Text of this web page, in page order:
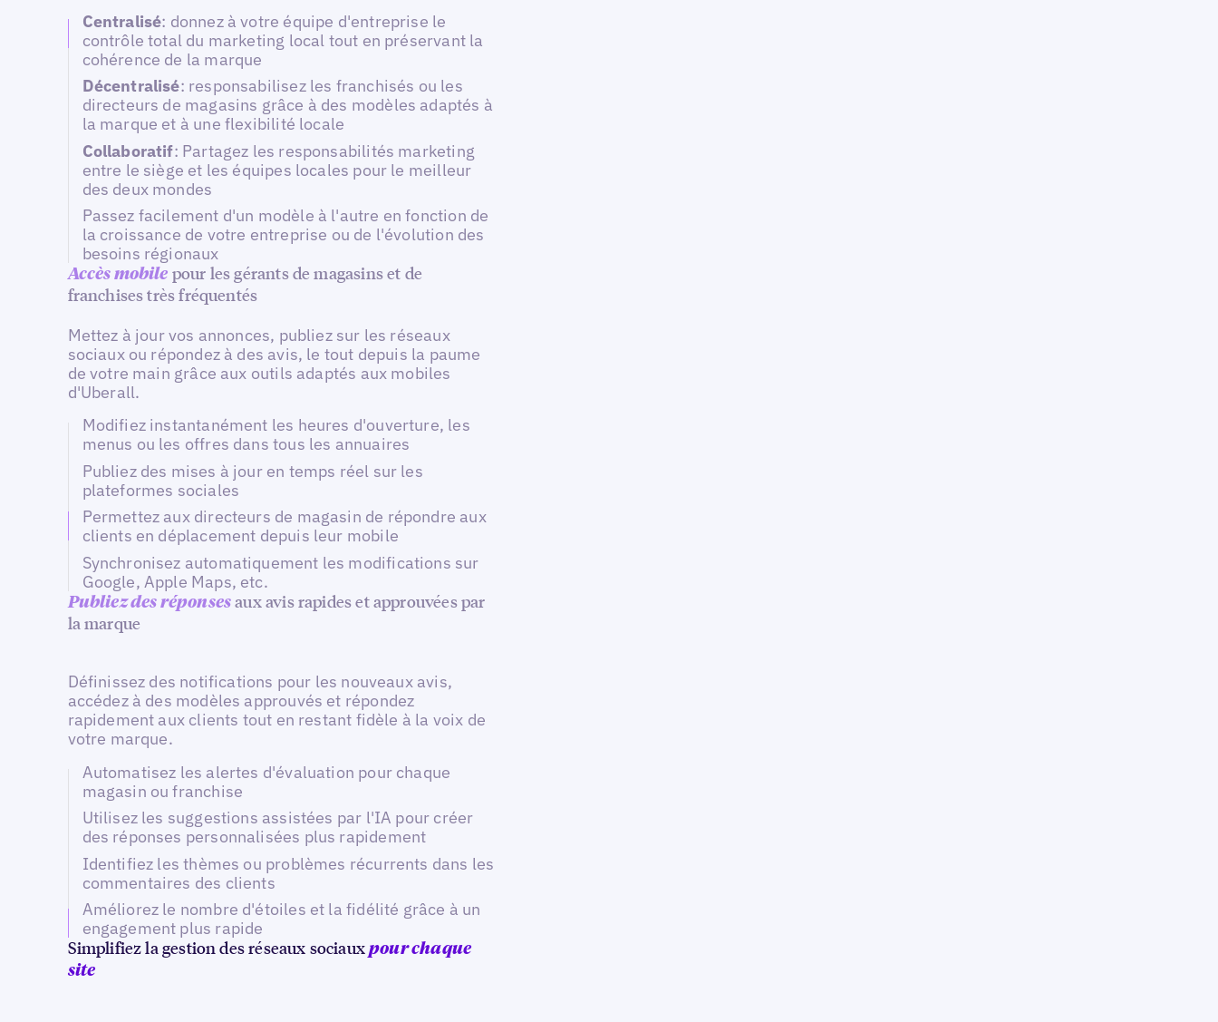
Centralisé: donnez à votre équipe d'entreprise le
contrôle total du marketing local tout en préservant la
cohérence de la marque
Décentralisé: responsabilisez les franchisés ou les
directeurs de magasins grâce à des modèles adaptés à
la marque et à une flexibilité locale
Collaboratif: Partagez les responsabilités marketing
entre le siège et les équipes locales pour le meilleur
des deux mondes
Passez facilement d'un modèle à l'autre en fonction de
la croissance de votre entreprise ou de l'évolution des
besoins régionaux
Accès mobile pour les gérants de magasins et de
franchises très fréquentés
Mettez à jour vos annonces, publiez sur les réseaux
sociaux ou répondez à des avis, le tout depuis la paume
de votre main grâce aux outils adaptés aux mobiles
d'Uberall.
Modifiez instantanément les heures d'ouverture, les
menus ou les offres dans tous les annuaires
Publiez des mises à jour en temps réel sur les
plateformes sociales
Permettez aux directeurs de magasin de répondre aux
clients en déplacement depuis leur mobile
Synchronisez automatiquement les modifications sur
Google, Apple Maps, etc.
Publiez des réponses aux avis rapides et approuvées par
la marque
Définissez des notifications pour les nouveaux avis,
accédez à des modèles approuvés et répondez
rapidement aux clients tout en restant fidèle à la voix de
votre marque.
Automatisez les alertes d'évaluation pour chaque
magasin ou franchise
Utilisez les suggestions assistées par l'IA pour créer
des réponses personnalisées plus rapidement
Identifiez les thèmes ou problèmes récurrents dans les
commentaires des clients
Améliorez le nombre d'étoiles et la fidélité grâce à un
engagement plus rapide
Simplifiez la gestion des réseaux sociauxpour chaque
site